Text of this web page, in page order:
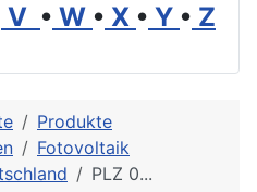
V • W • X • Y • Z
Produkte
Fotovoltaik
PLZ 0...